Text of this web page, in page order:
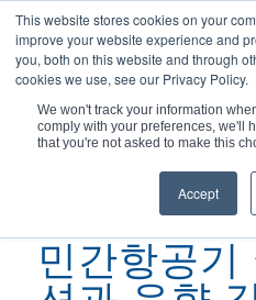
This website stores cookies on your
improve your website experience and
you, both on this website and through
cookies we use, see our Privacy Policy.
We won't track your information
comply with your preferences, we'll
that you're not asked to make this
Accept
현재 위치: 홈 / 씰링 솔루션 3D 투어...
민간항공기